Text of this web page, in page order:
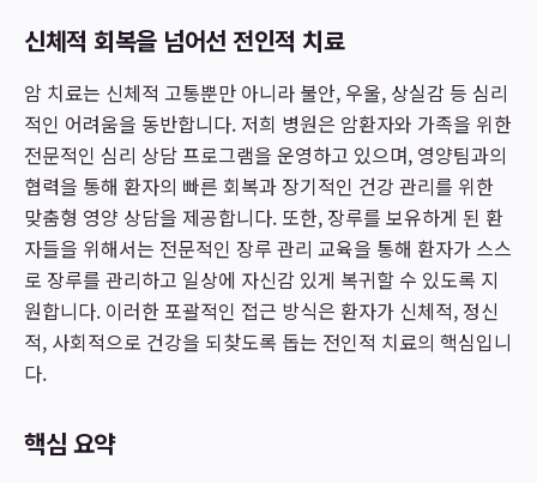
신체적 회복을 넘어선 전인적 치료
암 치료는 신체적 고통뿐만 아니라 불안, 우울, 상실감 등 심리
적인 어려움을 동반합니다. 저희 병원은 암환자와 가족을 위한
전문적인 심리 상담 프로그램을 운영하고 있으며, 영양팀과의
협력을 통해 환자의 빠른 회복과 장기적인 건강 관리를 위한
맞춤형 영양 상담을 제공합니다. 또한, 장루를 보유하게 된 환
자들을 위해서는 전문적인 장루 관리 교육을 통해 환자가 스스
로 장루를 관리하고 일상에 자신감 있게 복귀할 수 있도록 지
원합니다. 이러한 포괄적인 접근 방식은 환자가 신체적, 정신
적, 사회적으로 건강을 되찾도록 돕는 전인적 치료의 핵심입니
다.
핵심 요약